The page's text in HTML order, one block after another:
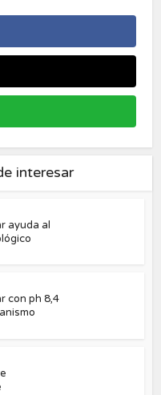
interesar
ayuda al
con ph 8,4